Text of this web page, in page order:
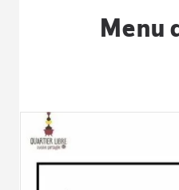
Menu